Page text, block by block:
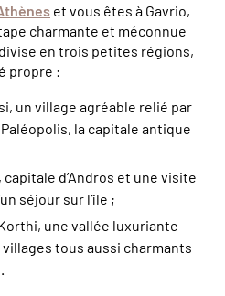
et vous êtes à Gavrio,
charmante et méconnue
en trois petites régions,
propre :
un village agréable relié par
la capitale antique
d’Andros et une visite
séjour sur l’île ;
une vallée luxuriante
tous aussi charmants